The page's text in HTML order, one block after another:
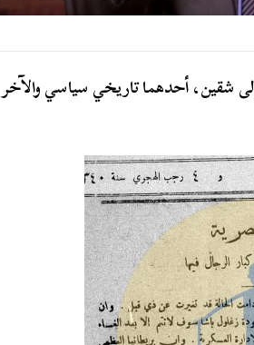
شقين، أحدهما تاريخي سياسي والآخر